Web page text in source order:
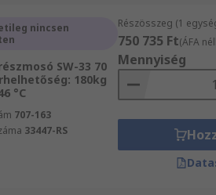
nincsen
SW-33 70
180kg
°C
707-163
33447-RS
Részösszeg (1
750 735 Ft(ÁFA
Mennyiség